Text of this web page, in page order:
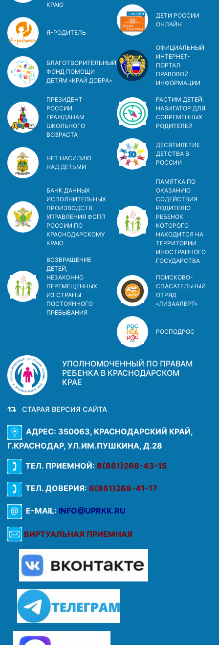
КРАЮ
Я-РОДИТЕЛЬ
БЛАГОТВОРИТЕЛЬНЫЙ
ФОНД ПОМОЩИ
ДЕТЯМ «КРАЙ ДОБРА»
ПРЕЗИДЕНТ
РОССИИ
ГРАЖДАНАМ
ШКОЛЬНОГО
ВОЗРАСТА
НЕТ НАСИЛИЮ
НАД ДЕТЬМИ
БАНК ДАННЫХ
ИСПОЛНИТЕЛЬНЫХ
ПРОИЗВОДСТВ
УПРАВЛЕНИЯ ФСПП
РОССИИ ПО
КРАСНОДАРСКОМУ
КРАЮ
ВОЗВРАЩЕНИЕ
ДЕТЕЙ,
НЕЗАКОННО
ПЕРЕМЕЩЕННЫХ
ИЗ СТРАНЫ
ПОСТОЯННОГО
ПРЕБЫВАНИЯ
ДЕТИ РОССИИ
ОНЛАЙН
ОФИЦИАЛЬНЫЙ
ИНТЕРНЕТ-
ПОРТАЛ
ПРАВОВОЙ
ИНФОРМАЦИИ
РАСТИМ ДЕТЕЙ.
НАВИГАТОР ДЛЯ
СОВРЕМЕННЫХ
РОДИТЕЛЕЙ
ДЕСЯТИЛЕТИЕ
ДЕТСТВА В
РОСCИИ
ПАМЯТКА ПО
ОКАЗАНИЮ
СОДЕЙСТВИЯ
РОДИТЕЛЮ
РЕБЕНОК
КОТОРОГО
НАХОДИТСЯ НА
ТЕРРИТОРИИ
ИНОСТРАННОГО
ГОСУДАРСТВА
ПОИСКОВО-
СПАСАТЕЛЬНЫЙ
ОТРЯД
«ЛИЗААЛЕРТ»
РОСПОДРОС
УПОЛНОМОЧЕННЫЙ ПО ПРАВАМ
РЕБЕНКА В КРАСНОДАРСКОМ
КРАЕ
СТАРАЯ ВЕРСИЯ САЙТА
АДРЕС: 350063, КРАСНОДАРСКИЙ КРАЙ,
Г.КРАСНОДАР, УЛ.ИМ.ПУШКИНА, Д.28
ТЕЛ. ПРИЕМНОЙ: 8(861)268-43-15
ТЕЛ. ДОВЕРИЯ: 8(861)268-41-17
E-MAIL: INFO@UPRKK.RU
ВИРТУАЛЬНАЯ ПРИЕМНАЯ